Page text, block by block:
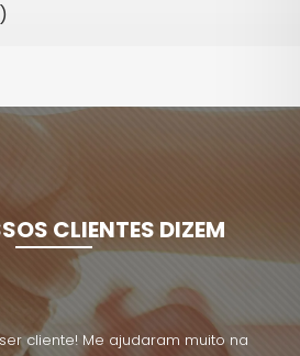
CLIENTES DIZEM
cliente! Me ajudaram muito na